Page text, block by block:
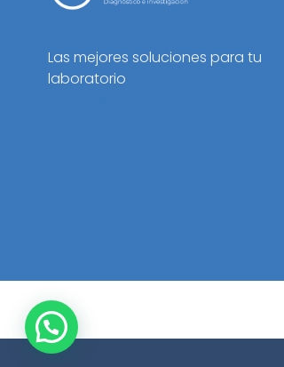
Las mejores soluciones para tu
laboratorio